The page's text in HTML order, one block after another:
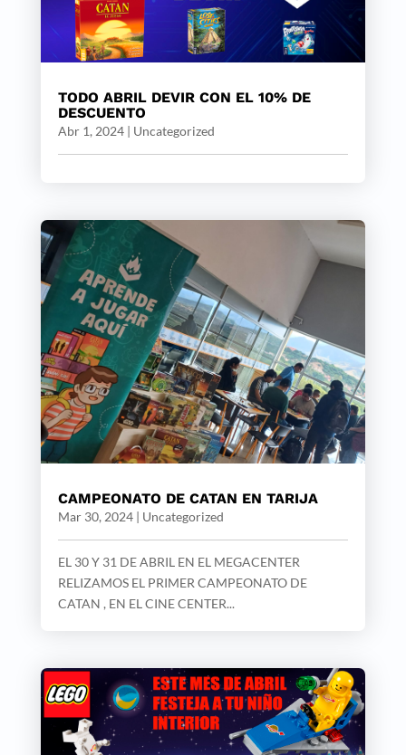
TODO ABRIL DEVIR CON EL 10% DE
DESCUENTO
Abr 1, 2024| Uncategorized
CAMPEONATO DE CATAN EN TARIJA
Mar 30, 2024| Uncategorized
EL 30 Y 31 DE ABRIL EN EL MEGACENTER
RELIZAMOS EL PRIMER CAMPEONATO DE
CATAN , EN EL CINE CENTER...